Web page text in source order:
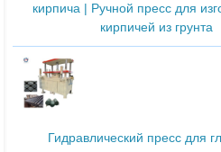
кирпича | Ручной пресс для
кирпичей из грунта
Гидравлический пресс для